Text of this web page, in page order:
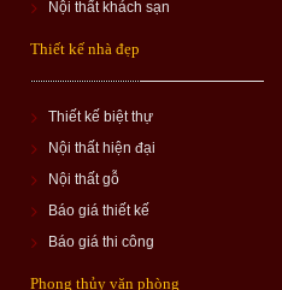
Nội thất khách sạn
Thiết kế nhà đẹp
Thiết kế biệt thự
Nội thất hiện đại
Nội thất gỗ
Báo giá thiết kế
Báo giá thi công
Phong thủy văn phòng